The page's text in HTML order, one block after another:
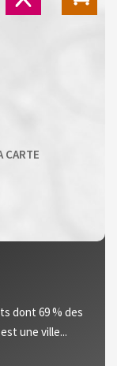
dont 69 % des
une ville...